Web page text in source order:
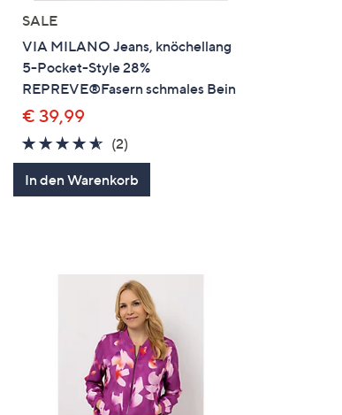
SALE
VIA MILANO Jeans, knöchellang
5-Pocket-Style 28%
REPREVE®Fasern schmales Bein
€ 39,99
4.5
von
5
(2)
Bewertungen
In den Warenkorb